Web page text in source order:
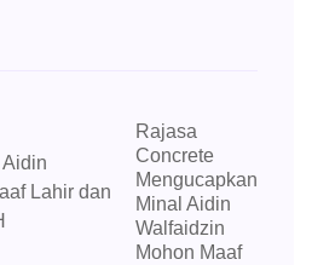
Rajasa
Concrete
Mengucapkan
Minal Aidin
Walfaidzin
Mohon Maaf